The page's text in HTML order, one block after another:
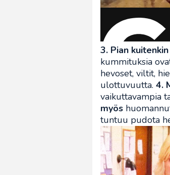
3. Pian kuitenkin
kummituksia
hevoset, viltit,
ulottuvuutta. 4.
vaikuttavampia
myös
tuntuu pudota